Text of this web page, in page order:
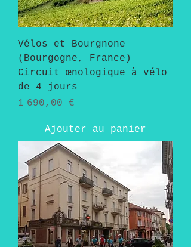
Vélos et Bourgnone
(Bourgogne, France)
Circuit œnologique à vélo
de 4 jours
Prix
1 690,00 €
Ajouter au panier